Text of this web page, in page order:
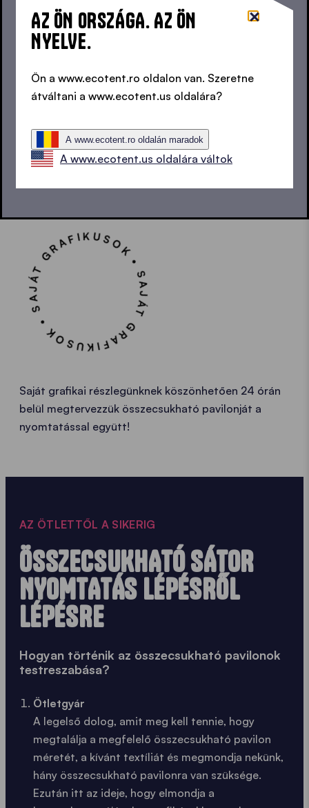
varázsütésre behatol a szövetbe. Ez kivételes
megjelenést kölcsönöz az összecsukható
nyomtatás tartós lesz és ellenáll minden kalandnak.
Termotranszferes nyomtatás
Szitanyomás
• SAJÁT GRAFIKUSOK • SAJÁT GRAFIKUSOK
Saját grafikai részlegünknek köszönhetően 24 órán
belül megtervezzük összecsukható pavilonját a
nyomtatással együtt!
AZ ÖTLETTŐL A SIKERIG
ÖSSZECSUKHATÓ SÁTOR
NYOMTATÁS LÉPÉSRŐL
LÉPÉSRE
Hogyan történik az összecsukható pavilonok
testreszabása?
Ötletgyár
A legelső dolog, amit meg kell tennie, hogy
megtalálja a megfelelő összecsukható pavilon
méretét, a kívánt textíliát és megmondja nekünk,
hány összecsukható pavilonra van szüksége.
Ezután itt az ideje, hogy elmondja a
AZ ÖN ORSZÁGA. AZ ÖN
NYELVE.
Ön a www.ecotent.ro oldalon van. Szeretne
átváltani a www.ecotent.us oldalára?
A www.ecotent.ro oldalán maradok
A www.ecotent.us oldalára váltok